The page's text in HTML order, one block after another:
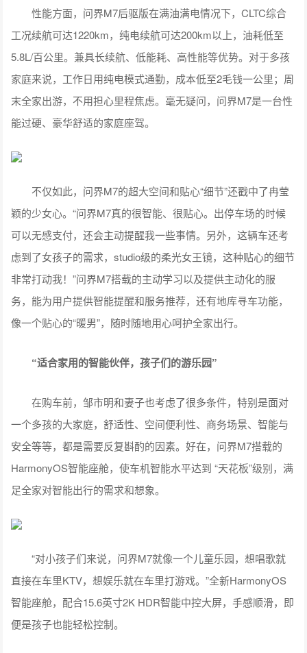
性能方面，问界M7后驱版在满油满电情况下，CLTC综合
工况续航可达1220km，纯电续航可达200km以上，油耗低至
5.8L/百公里。兼具长续航、低能耗、高性能等优势。对于多孩
家庭来说，工作日用纯电模式通勤，成本低至2毛钱一公里；周
末全家出游，不用担心里程焦虑。毫无疑问，问界M7是一台性
能过硬、豪华舒适的家庭座驾。
不仅如此，问界M7的超大空间和贴心“细节”还戳中了冉莹
颖的少女心。“问界M7真的很智能、很贴心。出停车场的时候
可以无感支付，还会主动提醒我一些事情。另外，这辆车还考
虑到了女孩子的需求，studio级的柔光女王镜，这种贴心的细节
非常打动我！”问界M7搭载的主动学习以及提供主动化的服
务，能为用户提供智能提醒和服务推荐，还有地库寻车功能，
像一个贴心的“暖男”，随时随地用心呵护全家出行。
“适合家用的智能伙伴，孩子们的游乐园”
在购车前，邹市明和妻子也考虑了很多条件，特别是面对
一个多孩的大家庭，舒适性、空间便利性、商务场景、智能与
安全等等，都是需要反复斟酌的因素。好在，问界M7搭载的
HarmonyOS智能座舱，使车机智能水平达到 “天花板”级别，满
足全家对智能出行的需求和想象。
“对小孩子们来说，问界M7就像一个儿童乐园，想唱歌就
直接在车里KTV，想娱乐就在车里打游戏。”全新HarmonyOS
智能座舱，配合15.6英寸2K HDR智能中控大屏，手感顺滑，即
便是孩子也能轻松控制。